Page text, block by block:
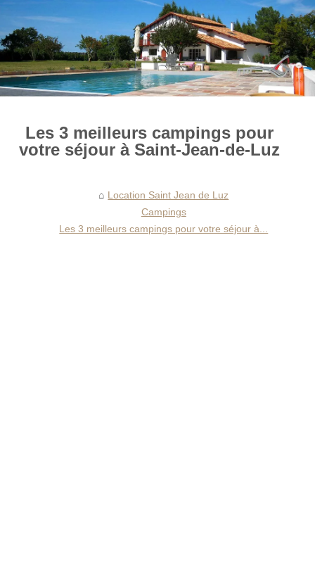
Les 3 meilleurs campings pour
votre séjour à Saint-Jean-de-Luz
Location Saint Jean de Luz
Campings
Les 3 meilleurs campings pour votre séjour à...